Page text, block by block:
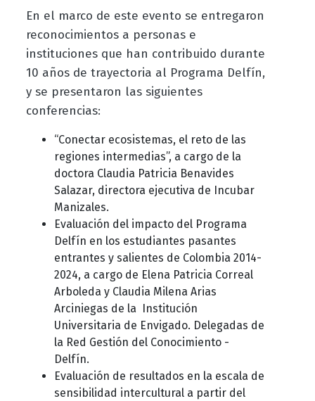
En el marco de este evento se entregaron
reconocimientos a personas e
instituciones que han contribuido durante
10 años de trayectoria al Programa Delfín,
y se presentaron las siguientes
conferencias:
“Conectar ecosistemas, el reto de las
regiones intermedias”, a cargo de la
doctora Claudia Patricia Benavides
Salazar, directora ejecutiva de Incubar
Manizales.
Evaluación del impacto del Programa
Delfín en los estudiantes pasantes
entrantes y salientes de Colombia 2014-
2024, a cargo de Elena Patricia Correal
Arboleda y Claudia Milena Arias
Arciniegas de la Institución
Universitaria de Envigado. Delegadas de
la Red Gestión del Conocimiento -
Delfín.
Evaluación de resultados en la escala de
sensibilidad intercultural a partir del